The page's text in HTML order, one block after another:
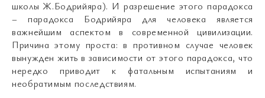
школы Ж.Бодрийяра). И разрешение этого парадокса
– парадокса Бодрийяра для человека является
важнейшим аспектом в современной цивилизации.
Причина этому проста: в противном случае человек
вынужден жить в зависимости от этого парадокса, что
нередко приводит к фатальным испытаниям и
необратимым последствиям.